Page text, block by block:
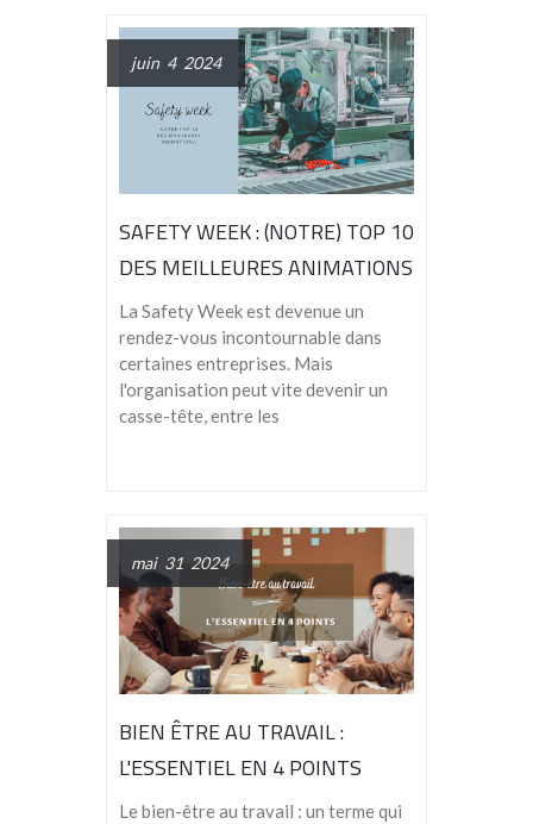
juin 4 2024
SAFETY WEEK : (NOTRE) TOP 10
DES MEILLEURES ANIMATIONS
La Safety Week est devenue un
rendez-vous incontournable dans
certaines entreprises. Mais
l'organisation peut vite devenir un
casse-tête, entre les
mai 31 2024
BIEN ÊTRE AU TRAVAIL :
L'ESSENTIEL EN 4 POINTS
Le bien-être au travail : un terme qui